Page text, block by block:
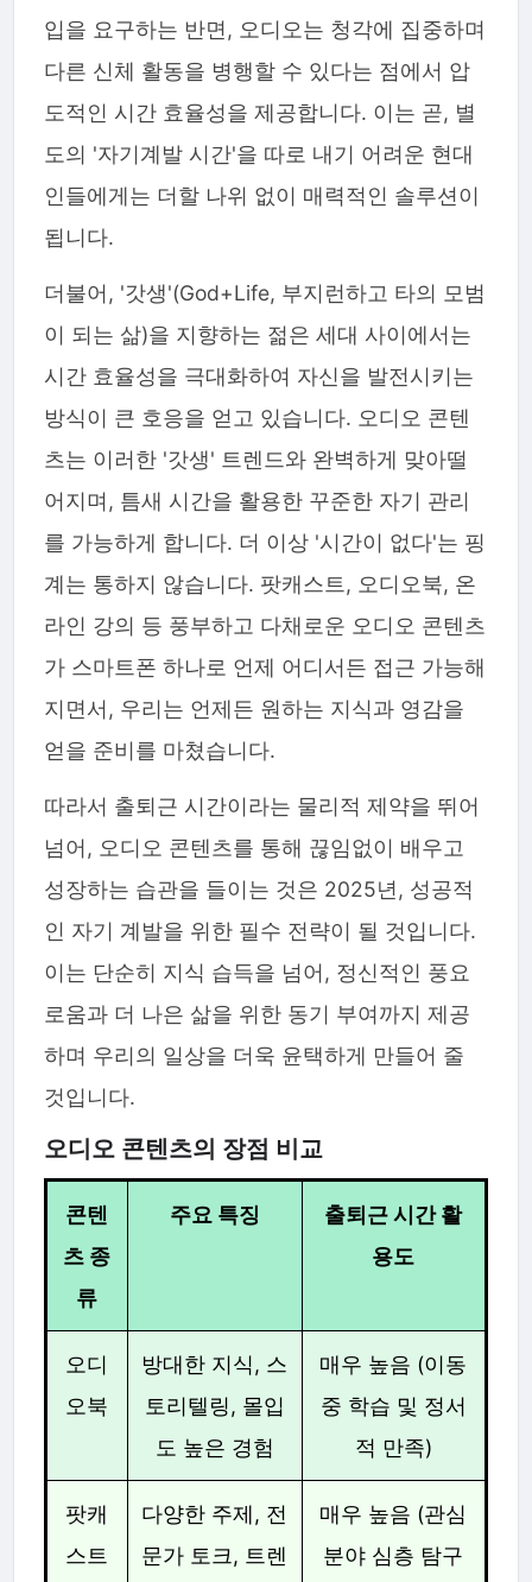
입을 요구하는 반면, 오디오는 청각에 집중하며
다른 신체 활동을 병행할 수 있다는 점에서 압
도적인 시간 효율성을 제공합니다. 이는 곧, 별
도의 '자기계발 시간'을 따로 내기 어려운 현대
인들에게는 더할 나위 없이 매력적인 솔루션이
됩니다.
더불어, '갓생'(God+Life, 부지런하고 타의 모범
이 되는 삶)을 지향하는 젊은 세대 사이에서는
시간 효율성을 극대화하여 자신을 발전시키는
방식이 큰 호응을 얻고 있습니다. 오디오 콘텐
츠는 이러한 '갓생' 트렌드와 완벽하게 맞아떨
어지며, 틈새 시간을 활용한 꾸준한 자기 관리
를 가능하게 합니다. 더 이상 '시간이 없다'는 핑
계는 통하지 않습니다. 팟캐스트, 오디오북, 온
라인 강의 등 풍부하고 다채로운 오디오 콘텐츠
가 스마트폰 하나로 언제 어디서든 접근 가능해
지면서, 우리는 언제든 원하는 지식과 영감을
얻을 준비를 마쳤습니다.
따라서 출퇴근 시간이라는 물리적 제약을 뛰어
넘어, 오디오 콘텐츠를 통해 끊임없이 배우고
성장하는 습관을 들이는 것은 2025년, 성공적
인 자기 계발을 위한 필수 전략이 될 것입니다.
이는 단순히 지식 습득을 넘어, 정신적인 풍요
로움과 더 나은 삶을 위한 동기 부여까지 제공
하며 우리의 일상을 더욱 윤택하게 만들어 줄
것입니다.
오디오 콘텐츠의 장점 비교
콘텐
츠 종
류
주요 특징
출퇴근 시간 활
용도
오디
오북
방대한 지식, 스
토리텔링, 몰입
도 높은 경험
매우 높음 (이동
중 학습 및 정서
적 만족)
팟캐
스트
다양한 주제, 전
문가 토크, 트렌
매우 높음 (관심
분야 심층 탐구